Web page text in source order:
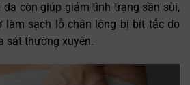
da còn giúp giảm tình trạng sần sùi,
làm sạch lỗ chân lông bị bít tắc do
sát thường xuyên.